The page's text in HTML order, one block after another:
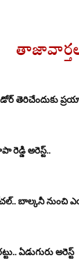
తెరిచేందుకు
అరెస్ట్..
బాల్కనీ నుంచి
ఏడుగురు అరెస్ట్